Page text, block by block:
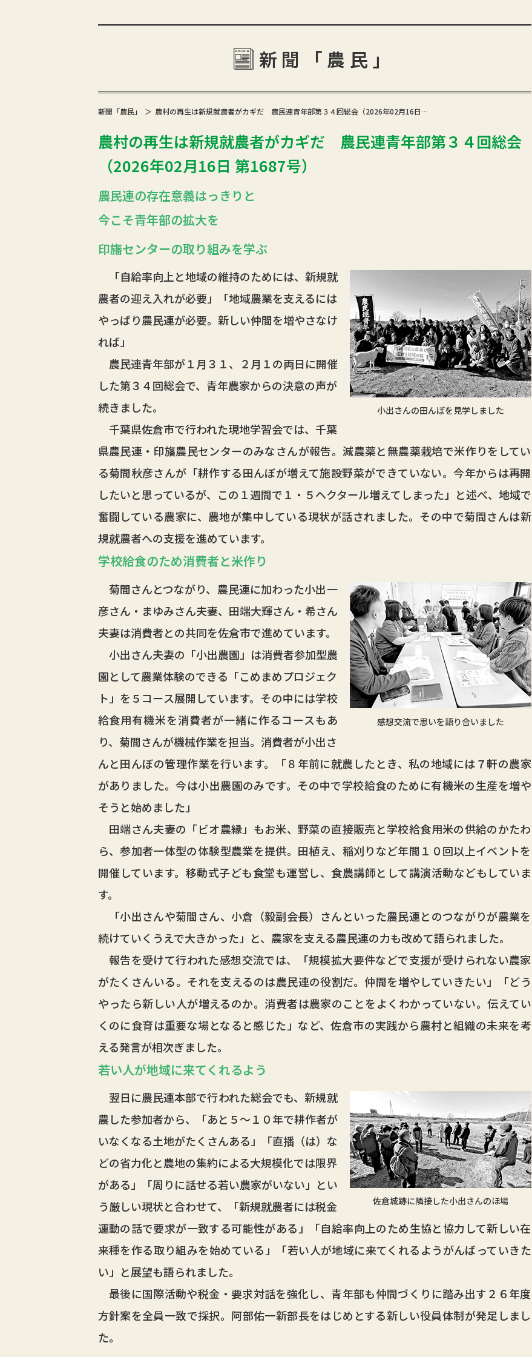
新聞「農民」
新聞「農民」 農村の再生は新規就農者がカギだ 農民連青年部第３４回総会（2026年02月16日…
農村の再生は新規就農者がカギだ 農民連青年部第３４回総会
（2026年02月16日 第1687号）
農民連の存在意義はっきりと
今こそ青年部の拡大を
印旛センターの取り組みを学ぶ
小出さんの田んぼを見学しました
「自給率向上と地域の維持のためには、新規就
農者の迎え入れが必要」「地域農業を支えるには
やっぱり農民連が必要。新しい仲間を増やさなけ
れば」
農民連青年部が１月３１、２月１の両日に開催
した第３４回総会で、青年農家からの決意の声が
続きました。
千葉県佐倉市で行われた現地学習会では、千葉
県農民連・印旛農民センターのみなさんが報告。減農薬と無農薬栽培で米作りをしてい
る菊間秋彦さんが「耕作する田んぼが増えて施設野菜ができていない。今年からは再開
したいと思っているが、この１週間で１・５ヘクタール増えてしまった」と述べ、地域で
奮闘している農家に、農地が集中している現状が話されました。その中で菊間さんは新
規就農者への支援を進めています。
学校給食のため消費者と米作り
感想交流で思いを語り合いました
菊間さんとつながり、農民連に加わった小出一
彦さん・まゆみさん夫妻、田端大輝さん・希さん
夫妻は消費者との共同を佐倉市で進めています。
小出さん夫妻の「小出農園」は消費者参加型農
園として農業体験のできる「こめまめプロジェク
ト」を５コース展開しています。その中には学校
給食用有機米を消費者が一緒に作るコースもあ
り、菊間さんが機械作業を担当。消費者が小出さ
んと田んぼの管理作業を行います。「８年前に就農したとき、私の地域には７軒の農家
がありました。今は小出農園のみです。その中で学校給食のために有機米の生産を増や
そうと始めました」
田端さん夫妻の「ビオ農縁」もお米、野菜の直接販売と学校給食用米の供給のかたわ
ら、参加者一体型の体験型農業を提供。田植え、稲刈りなど年間１０回以上イベントを
開催しています。移動式子ども食堂も運営し、食農講師として講演活動などもしていま
す。
「小出さんや菊間さん、小倉（毅副会長）さんといった農民連とのつながりが農業を
続けていくうえで大きかった」と、農家を支える農民連の力も改めて語られました。
報告を受けて行われた感想交流では、「規模拡大要件などで支援が受けられない農家
がたくさんいる。それを支えるのは農民連の役割だ。仲間を増やしていきたい」「どう
やったら新しい人が増えるのか。消費者は農家のことをよくわかっていない。伝えてい
くのに食育は重要な場となると感じた」など、佐倉市の実践から農村と組織の未来を考
える発言が相次ぎました。
若い人が地域に来てくれるよう
佐倉城跡に隣接した小出さんのほ場
翌日に農民連本部で行われた総会でも、新規就
農した参加者から、「あと５～１０年で耕作者が
いなくなる土地がたくさんある」「直播（は）な
どの省力化と農地の集約による大規模化では限界
がある」「周りに話せる若い農家がいない」とい
う厳しい現状と合わせて、「新規就農者には税金
運動の話で要求が一致する可能性がある」「自給率向上のため生協と協力して新しい在
来種を作る取り組みを始めている」「若い人が地域に来てくれるようがんばっていきた
い」と展望も語られました。
最後に国際活動や税金・要求対話を強化し、青年部も仲間づくりに踏み出す２６年度
方針案を全員一致で採択。阿部佑一新部長をはじめとする新しい役員体制が発足しまし
た。